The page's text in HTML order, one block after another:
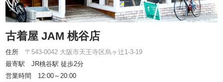
古着屋 JAM 桃谷店
住所 〒543-0042 大阪市天王寺区烏ヶ辻1-3-19
最寄駅 JR桃谷駅 徒歩2分
営業時間 12:00～20:00